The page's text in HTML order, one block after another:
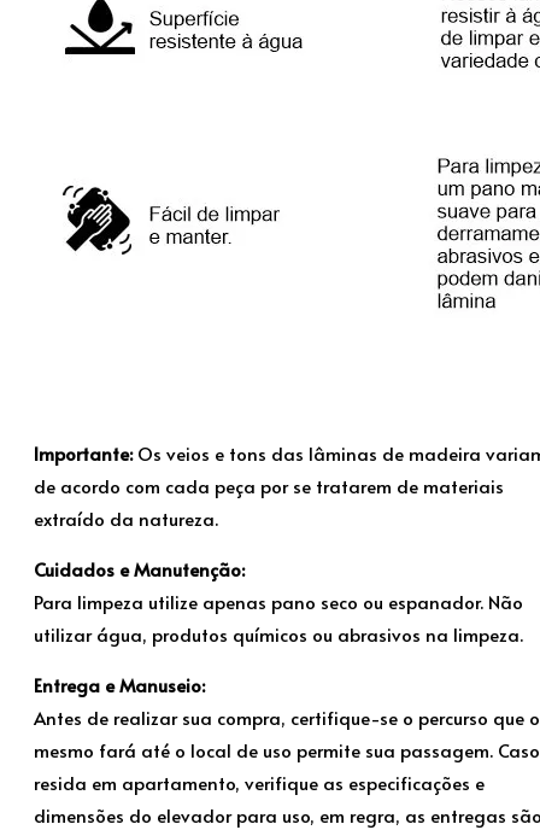
Importante:Os veios e tons das lâminas de madeira
de acordo com cada peça por se tratarem de materiais
extraído da natureza.
Cuidados e Manutenção:
Para limpeza utilize apenas pano seco ou espanador. Não
utilizar água, produtos químicos ou abrasivos na limpeza.
Entrega e Manuseio:
Antes de realizar sua compra, certifique-se o percurso que o
mesmo fará até o local de uso permite sua passagem. Caso
resida em apartamento, verifique as especificações e
dimensões do elevador para uso, em regra, as entregas